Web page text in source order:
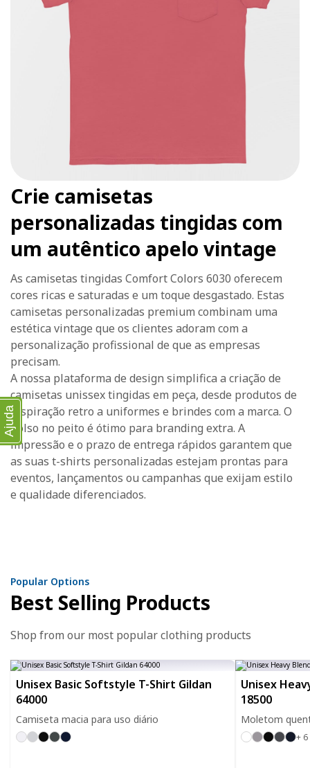
Crie camisetas
personalizadas tingidas com
um autêntico apelo vintage
As camisetas tingidas Comfort Colors 6030 oferecem
cores ricas e saturadas e um toque desgastado. Estas
camisetas personalizadas premium combinam uma
estética vintage que os clientes adoram com a
personalização profissional de que as empresas
precisam.
A nossa plataforma de design simplifica a criação de
camisetas unissex tingidas em peça, desde produtos de
inspiração retro a uniformes e brindes com a marca. O
bolso no peito é ótimo para branding extra. A
impressão e o prazo de entrega rápidos garantem que
as suas t-shirts personalizadas estejam prontas para
eventos, lançamentos ou campanhas que exijam estilo
e qualidade diferenciados.
Popular Options
Best Selling Products
Shop from our most popular clothing products
Unisex Basic Softstyle T-Shirt Gildan
64000
Camiseta macia para uso diário
Unisex
18500
Moletom
+ 6
Ajuda